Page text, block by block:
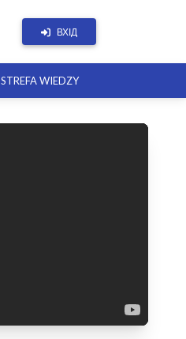
ВХІД
STREFA WIEDZY